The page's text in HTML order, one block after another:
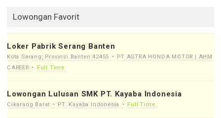
Lowongan Favorit
Loker Pabrik Serang Banten
Kota Serang, Provinsi Banten 42455
PT ASTRA HONDA MOTOR | AHM
CAREER
Full Time
Lowongan Lulusan SMK PT. Kayaba Indonesia
Cikarang Barat PT. Kayaba Indonesia Full Time